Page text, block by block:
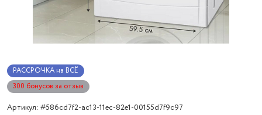
РАССРОЧКА на ВСЁ
300 бонусов за отзыв
Артикул: #586cd7f2-ac13-11ec-82e1-00155d7f9c97